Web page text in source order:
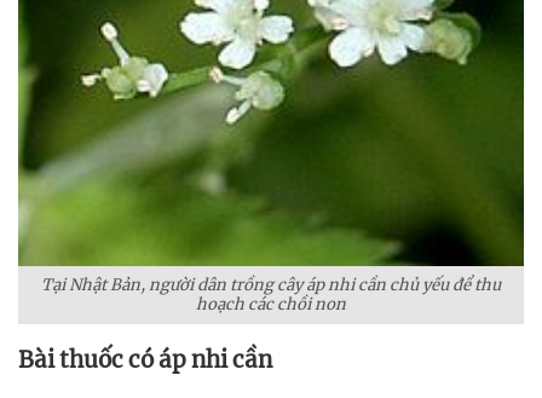
Tại Nhật Bản, người dân trồng cây áp nhi cần chủ yếu để thu
hoạch các chồi non
Bài thuốc có áp nhi cần